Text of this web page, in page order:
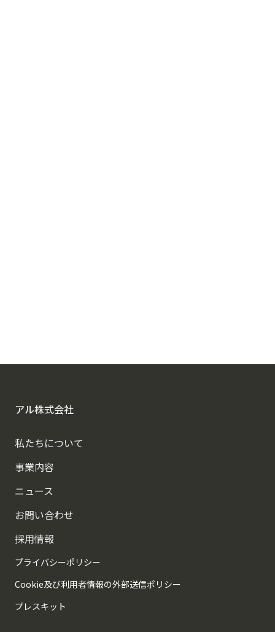
アル株式会社
私たちについて
事業内容
ニュース
お問い合わせ
採用情報
プライバシーポリシー
Cookie及び利用者情報の外部送信ポリシー
プレスキット